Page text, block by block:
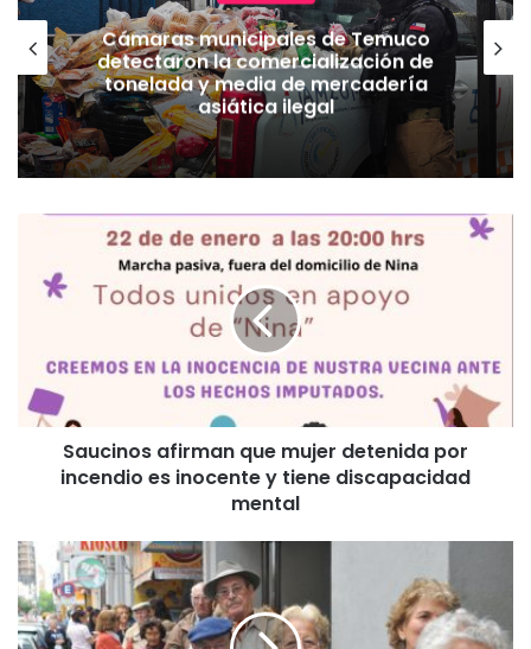
Cámaras municipales de Temuco
detectaron la comercialización de
tonelada y media de mercadería
asiática ilegal
a
n
q
u
Saucinos afirman que mujer detenida por
incendio es inocente y tiene discapacidad
mental
A
m
á
s